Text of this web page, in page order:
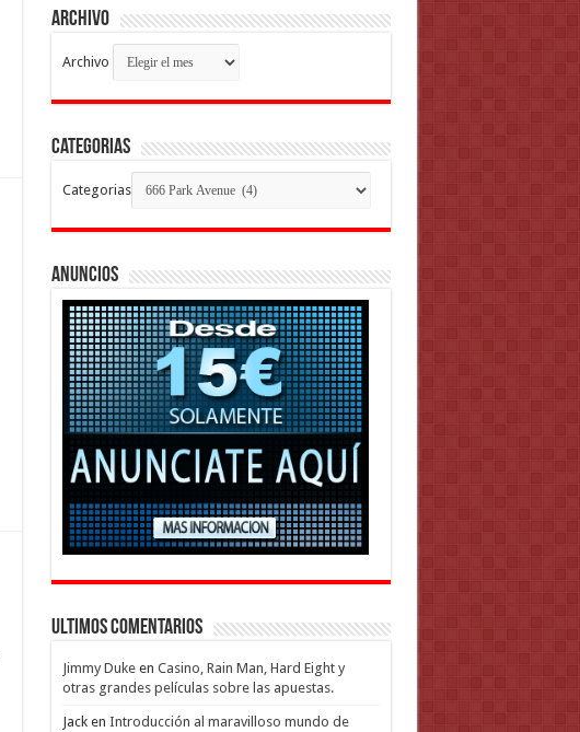
Archivo
Archivo
Categorias
Categorias
Anuncios
Ultimos Comentarios
Jimmy Dukeen Casino, Rain Man, Hard Eight y
otras grandes películas sobre las apuestas.
Jacken Introducción al maravilloso mundo de